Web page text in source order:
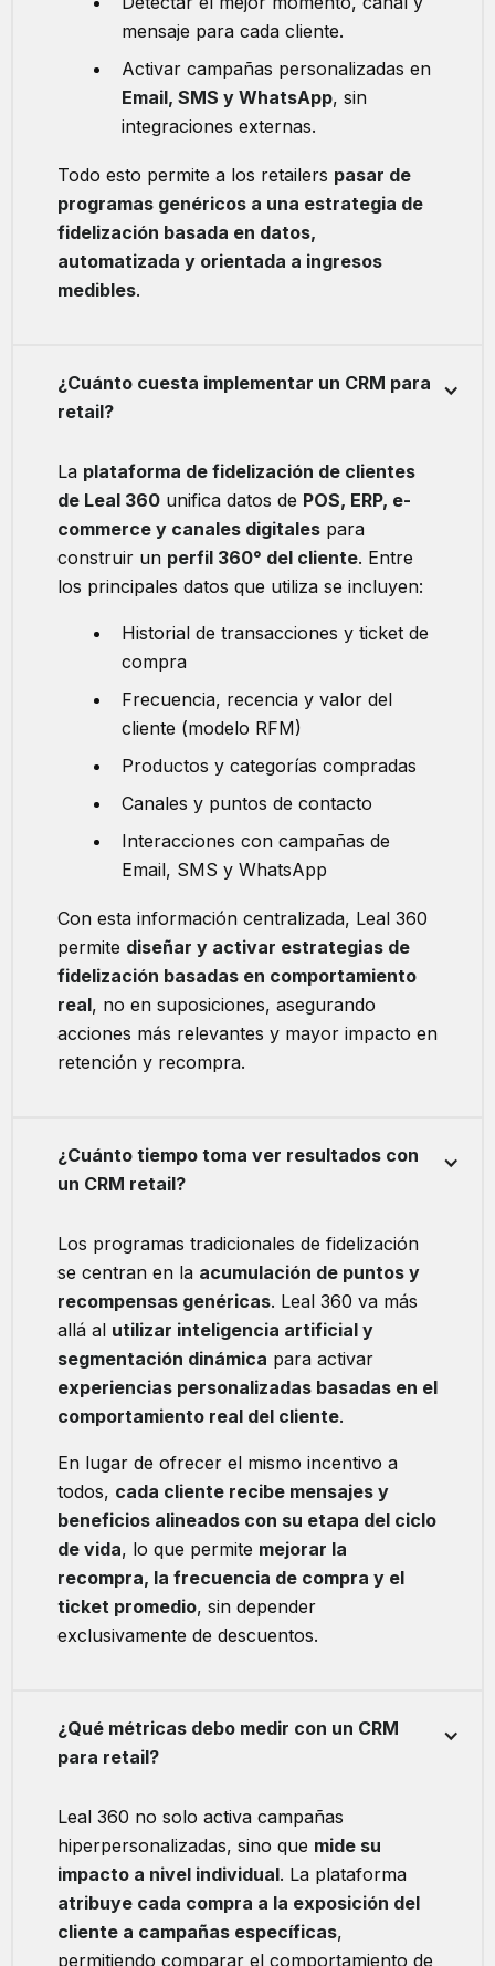
mensaje para cada cliente.
Activar campañas personalizadas en
Email, SMS y WhatsApp, sin
integraciones externas.
Todo esto permite a los retailers pasar de
programas genéricos a una estrategia de
fidelización basada en datos,
automatizada y orientada a ingresos
medibles.
¿Cuánto cuesta implementar un CRM para
retail?
La plataforma de fidelización de clientes
de Leal 360 unifica datos de POS, ERP, e-
commerce y canales digitales para
construir un perfil 360° del cliente. Entre
los principales datos que utiliza se incluyen:
Historial de transacciones y ticket de
compra
Frecuencia, recencia y valor del
cliente (modelo RFM)
Productos y categorías compradas
Canales y puntos de contacto
Interacciones con campañas de
Email, SMS y WhatsApp
Con esta información centralizada, Leal 360
permite diseñar y activar estrategias de
fidelización basadas en comportamiento
real, no en suposiciones, asegurando
acciones más relevantes y mayor impacto en
retención y recompra.
¿Cuánto tiempo toma ver resultados con
un CRM retail?
Los programas tradicionales de fidelización
se centran en la acumulación de puntos y
recompensas genéricas. Leal 360 va más
allá al utilizar inteligencia artificial y
segmentación dinámica para activar
experiencias personalizadas basadas en el
comportamiento real del cliente.
En lugar de ofrecer el mismo incentivo a
todos, cada cliente recibe mensajes y
beneficios alineados con su etapa del ciclo
de vida, lo que permite mejorar la
recompra, la frecuencia de compra y el
ticket promedio, sin depender
exclusivamente de descuentos.
¿Qué métricas debo medir con un CRM
para retail?
Leal 360 no solo activa campañas
hiperpersonalizadas, sino que mide su
impacto a nivel individual. La plataforma
atribuye cada compra a la exposición del
cliente a campañas específicas,
permitiendo comparar el comportamiento de